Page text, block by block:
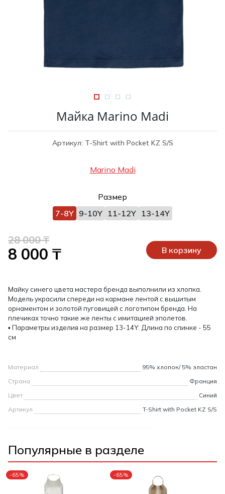
Туники
Спортивная
Топы / Майки
Шорты
Юбки
Туфли
Шорты
Рубашки /
Туники
Спортивная
Трикотаж
Футболки /
Шорты
Майка Marino Madi
Артикул: T-Shirt with Pocket KZ S/S
Marino Madi
Размер
7-8Y 9-10Y 11-12Y 13-14Y
28 000 ₸
8 000 ₸ В корзину
Майку синего цвета мастера бренда выполнили из хлопка.
Модель украсили спереди на кармане лентой с вышитым
орнаментом и золотой пуговицей с логотипом бренда. На
плечиках точно такие же ленты с имитацией эполетов.
▪ Параметры изделия на размер 13-14Y: Длина по спинке - 55
см
Материал
95% хлопок/ 5% эластан
Страна
Франция
Цвет
Синий
Артикул
T-Shirt with Pocket KZ S/S
Популярные в разделе
-65% -65%